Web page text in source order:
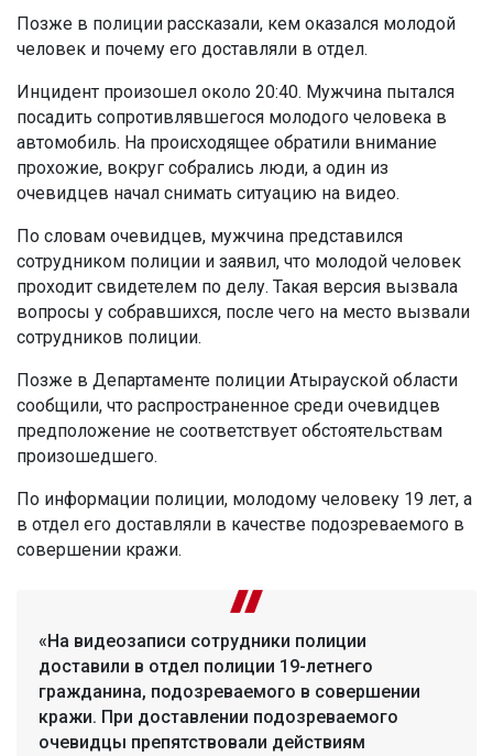
Позже в полиции рассказали, кем оказался молодой
человек и почему его доставляли в отдел.
Инцидент произошел около 20:40. Мужчина пытался
посадить сопротивлявшегося молодого человека в
автомобиль. На происходящее обратили внимание
прохожие, вокруг собрались люди, а один из
очевидцев начал снимать ситуацию на видео.
По словам очевидцев, мужчина представился
сотрудником полиции и заявил, что молодой человек
проходит свидетелем по делу. Такая версия вызвала
вопросы у собравшихся, после чего на место вызвали
сотрудников полиции.
Позже в Департаменте полиции Атырауской области
сообщили, что распространенное среди очевидцев
предположение не соответствует обстоятельствам
произошедшего.
По информации полиции, молодому человеку 19 лет, а
в отдел его доставляли в качестве подозреваемого в
совершении кражи.
«На видеозаписи сотрудники полиции
доставили в отдел полиции 19-летнего
гражданина, подозреваемого в совершении
кражи. При доставлении подозреваемого
очевидцы препятствовали действиям